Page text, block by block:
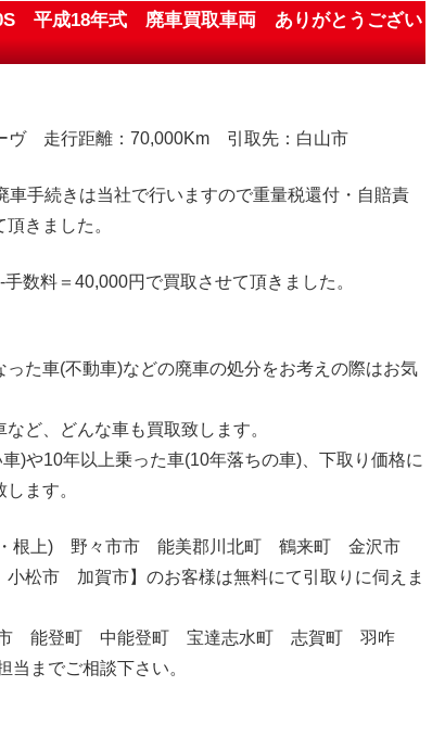
平成18年式 廃車買取車両 ありがとうござい
走行距離：70,000Km 引取先：白山市
手続きは当社で行いますので重量税還付・自賠責
きました。
数料＝40,000円で買取させて頂きました。
た車(不動車)などの廃車の処分をお考えの際はお気
ど、どんな車も買取致します。
)や10年以上乗った車(10年落ちの車)、下取り価格に
ます。
・根上) 野々市市 能美郡川北町 鶴来町 金沢市
市 加賀市】のお客様は無料にて引取りに伺えま
能登町 中能登町 宝達志水町 志賀町 羽咋
までご相談下さい。